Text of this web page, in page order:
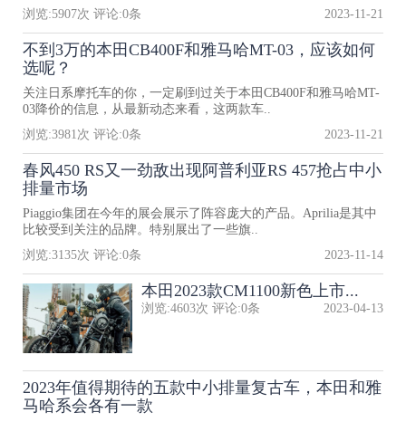
浏览:5907次 评论:0条 2023-11-21
不到3万的本田CB400F和雅马哈MT-03，应该如何
选呢？
关注日系摩托车的你，一定刷到过关于本田CB400F和雅马哈MT-
03降价的信息，从最新动态来看，这两款车..
浏览:3981次 评论:0条 2023-11-21
春风450 RS又一劲敌出现阿普利亚RS 457抢占中小
排量市场
Piaggio集团在今年的展会展示了阵容庞大的产品。Aprilia是其中
比较受到关注的品牌。特别展出了一些旗..
浏览:3135次 评论:0条 2023-11-14
本田2023款CM1100新色上市...
浏览:4603次 评论:0条 2023-04-13
2023年值得期待的五款中小排量复古车，本田和雅
马哈系会各有一款